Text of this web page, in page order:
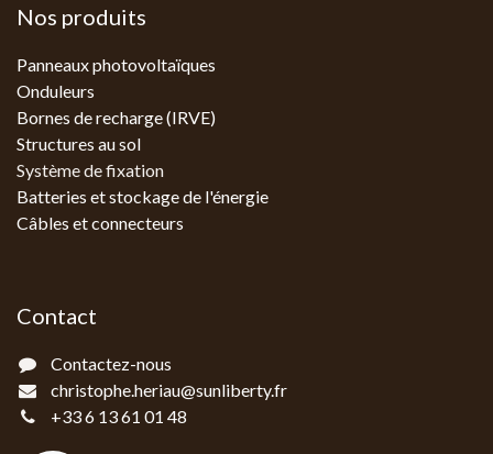
Nos produits
Panneaux photovoltaïques
Onduleurs
Bornes de recharge (IRVE)
Structures au sol
Système de fixation
Batteries et stockage de l'énergie
Câbles et connecteurs
Contact
Contactez-nous
christophe.heriau@sunliberty.fr
+33 6 13 61 01 48‬